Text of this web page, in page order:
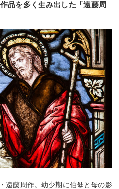
品を多く生み出した「遠藤周
遠藤周作。幼少期に伯母と母の影